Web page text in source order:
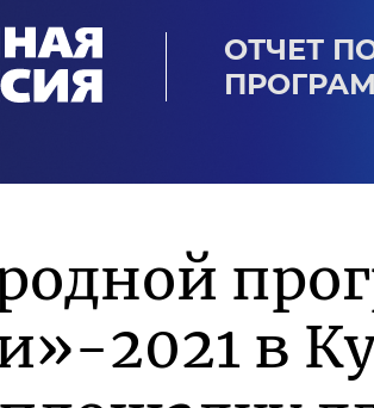
ОТЧЕТ
2021 в